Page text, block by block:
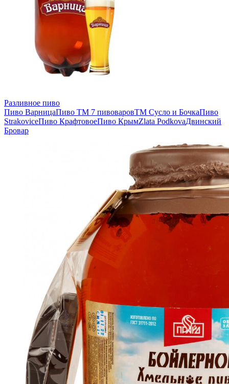
Разливное пиво
Пиво ВарницаПиво ТМ 7 пивоваровТМ Сусло и БочкаПиво
StrakoviceПиво КрафтовоеПиво КрымZlata PodkovaДвинский
Бровар